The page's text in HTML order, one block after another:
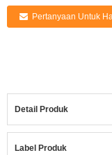
Pertanyaan Untuk
Detail Produk
Label Produk